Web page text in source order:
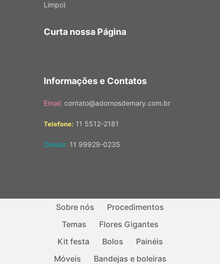
Limpo)
Curta nossa Página
Informações e Contatos
Email: contato@adornosdemary.com.br
Telefone: 11 5512-2181
Celular: 11 99929-0235
Sobre nós
Procedimentos
Temas
Flores Gigantes
Kit festa
Bolos
Painéis
Móveis
Bandejas e boleiras